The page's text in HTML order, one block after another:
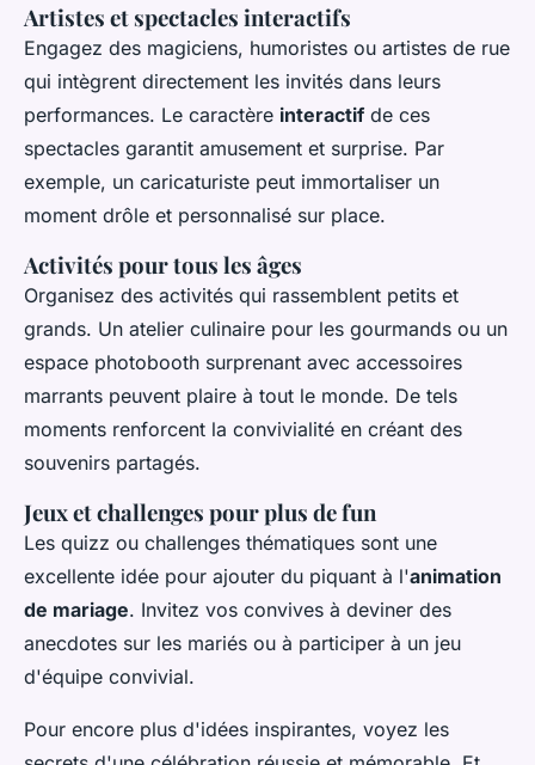
Artistes et spectacles interactifs
Engagez des magiciens, humoristes ou artistes de rue
qui intègrent directement les invités dans leurs
performances. Le caractère interactifde ces
spectacles garantit amusement et surprise. Par
exemple, un caricaturiste peut immortaliser un
moment drôle et personnalisé sur place.
Activités pour tous les âges
Organisez des activités qui rassemblent petits et
grands. Un atelier culinaire pour les gourmands ou un
espace photobooth surprenant avec accessoires
marrants peuvent plaire à tout le monde. De tels
moments renforcent la convivialité en créant des
souvenirs partagés.
Jeux et challenges pour plus de fun
Les quizz ou challenges thématiques sont une
excellente idée pour ajouter du piquant à l'animation
de mariage. Invitez vos convives à deviner des
anecdotes sur les mariés ou à participer à un jeu
d'équipe convivial.
Pour encore plus d'idées inspirantes, voyez les